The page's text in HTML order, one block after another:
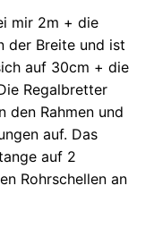
mir 2m + die
der Breite und ist
auf 30cm + die
Regalbretter
den Rahmen und
auf. Das
auf 2
Rohrschellen an